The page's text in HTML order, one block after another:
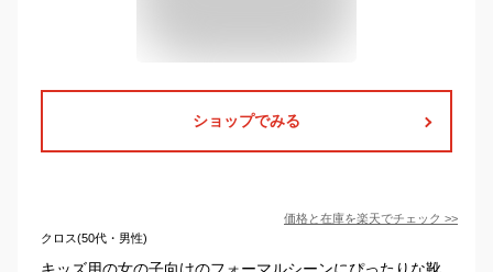
ショップでみる
価格と在庫を楽天でチェック >>
クロス(50代・男性)